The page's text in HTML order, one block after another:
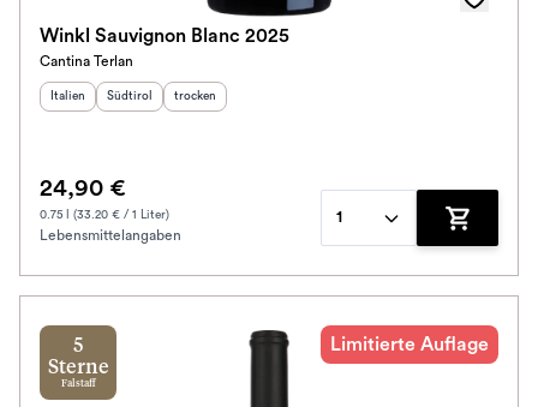
Jahrgang
Winkl Sauvignon Blanc 2025
Cantina Terlan
Herkunftsland:
Italien Herkunftsregion:
Südtirol Geschmack
trocken
24,90 €
0.75 l (33.20 € / 1 Liter)
Lebensmittelangaben
1
Zum
5
Sterne
Falstaff
Limitierte Auflage